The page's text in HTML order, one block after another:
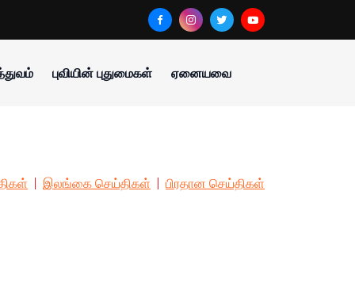
புவியின் புதுமைகள் ஏனையவை
இலங்கை செய்திகள் பிரதான செய்திகள்